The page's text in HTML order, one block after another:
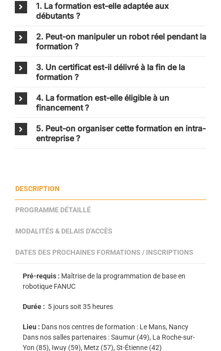
1. La formation est-elle adaptée aux
débutants ?
2. Peut-on manipuler un robot réel pendant la
formation ?
3. Un certificat est-il délivré à la fin de la
formation ?
4. La formation est-elle éligible à un
financement ?
5. Peut-on organiser cette formation en intra-
entreprise ?
DESCRIPTION
PROGRAMME DÉTAILLÉ
MODALITÉS & DELAIS D'ACCÈS
DATES DES PROCHAINES FORMATIONS / INSCRIPTIONS
Pré-requis : Maîtrise de la programmation de base en
robotique FANUC
Durée : 5 jours soit 35 heures
Lieu : Dans nos centres de formation : Le Mans, Nancy
Dans nos salles partenaires : Saumur (49), La Roche-sur-
Yon (85), Iwuy (59), Metz (57), St-Étienne (42)